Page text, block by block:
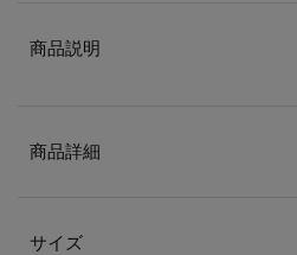
商品説明
商品詳細
サイズ